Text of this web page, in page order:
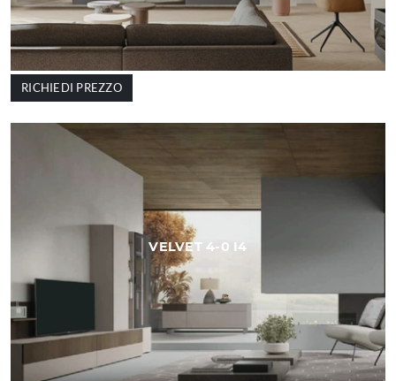
RICHIEDI PREZZO
VELVET 4-0 I4